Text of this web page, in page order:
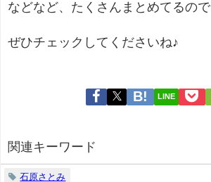
などなど、たくさんまとめてるので
ぜひチェックしてくださいね♪
LINE
関連キーワード
石原さとみ